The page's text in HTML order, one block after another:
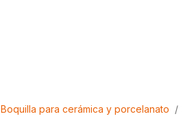
Boquilla para cerámica y porcelanato